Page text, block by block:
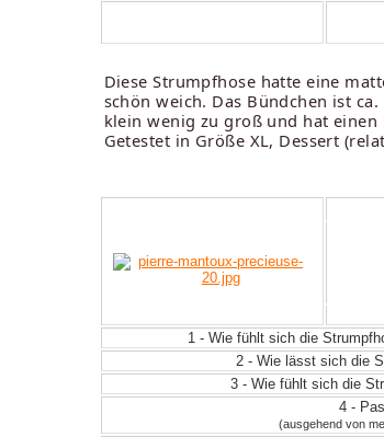
Diese Strumpfhose hatte eine
schön weich. Das Bündchen ist
klein wenig zu groß und hat
Getestet in Größe XL, Dessert
1 - Wie fühlt sich die
2 - Wie lässt sich die
3 - Wie fühlt sich die
4 -
(ausgehend von